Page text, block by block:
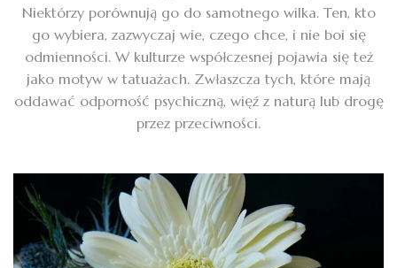
Niektórzy porównują go do samotnego wilka. Ten, kto
go wybiera, zazwyczaj wie, czego chce, i nie boi się
odmienności. W kulturze współczesnej pojawia się też
jako motyw w tatuażach. Zwłaszcza tych, które mają
oddawać odporność psychiczną, więź z naturą lub drogę
przez przeciwności.